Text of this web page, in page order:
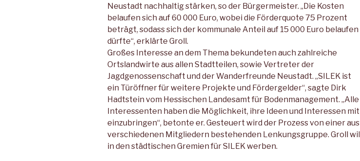
Neustadt nachhaltig stärken, so der Bürgermeister. „Die Kosten
belaufen sich auf 60 000 Euro, wobei die Förderquote 75 Prozent
beträgt, sodass sich der kommunale Anteil auf 15 000 Euro belaufen
dürfte“, erklärte Groll.
Großes Interesse an dem Thema bekundeten auch zahlreiche
Ortslandwirte aus allen Stadtteilen, sowie Vertreter der
Jagdgenossenschaft und der Wanderfreunde Neustadt. „SILEK ist
ein Türöffner für weitere Projekte und Fördergelder“, sagte Dirk
Hadtstein vom Hessischen Landesamt für Bodenmanagement. „Alle
Interessenten haben die Möglichkeit, ihre Ideen und Interessen mit
einzubringen“, betonte er. Gesteuert wird der Prozess von einer aus
verschiedenen Mitgliedern bestehenden Lenkungsgruppe. Groll will
in den städtischen Gremien für SILEK werben.